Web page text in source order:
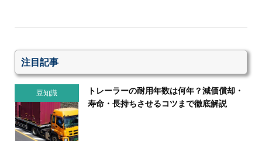
注目記事
豆知識
トレーラーの耐用年数は何年？減価償却・
寿命・長持ちさせるコツまで徹底解説